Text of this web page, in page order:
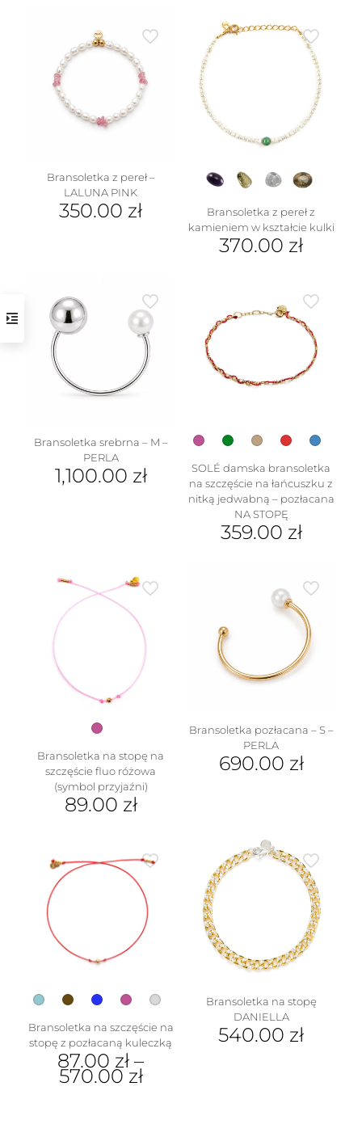
ma
wiele
wariantów.
można
wybrać
na
Opcje
Bransoletka z pereł –
LALUNA PINK
350.00 zł
Bransoletka z pereł z
kamieniem w kształcie kulki
370.00 zł
wiele
wariantów.
wybrać
na
Bransoletka srebrna – M –
PERLA
1,100.00 zł
SOLÉ damska bransoletka
na szczęście na łańcuszku z
nitką jedwabną – pozłacana
NA STOPĘ
359.00 zł
wiele
wariantów.
wybrać
na
Bransoletka na stopę na
szczęście fluo różowa
(symbol przyjaźni)
89.00 zł
Bransoletka pozłacana – S –
PERLA
690.00 zł
Bransoletka na szczęście na
stopę z pozłacaną kuleczką
87.00 zł –
570.00 zł
Bransoletka na stopę
DANIELLA
540.00 zł